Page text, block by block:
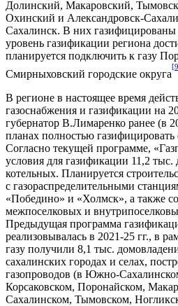
Долинский, Макаровский,
Охинский и Александровск-
Сахалинск. В них газифицированы
уровень газификации региона
планируется подключить к газу
Смирныховский городские округа
В регионе в настоящее время
газоснабжения и газификации на
губернатор В.Лимаренко ранее (в
планах полностью газифицировать
Согласно текущей программе,
условия для газификации 11,2
котельных. Планируется
с газораспределительными
«Победино» и «Холмск», а также
межпоселковых и
Предыдущая программа
реализовывалась в 2021-25 гг., в
газу получили 8,1 тыс.
сахалинских городах и селах,
газопроводов (в Южно-
Корсаковском, Поронайском,
Сахалинском, Тымовском,